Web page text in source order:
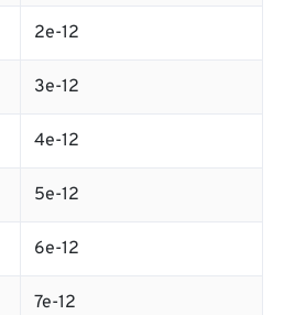
2e-12
3e-12
4e-12
5e-12
6e-12
7e-12